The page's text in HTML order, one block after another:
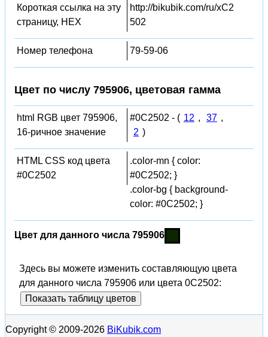
Короткая ссылка на эту
страницу, HEX
http://bikubik.com/ru/xC2
502
Номер телефона 79-59-06
Цвет по числу 795906, цветовая гамма
html RGB цвет 795906,
16-ричное значение
#0C2502 - ( 12 , 37 ,
2 )
HTML CSS код цвета
#0C2502
.color-mn { color:
#0C2502; }
.color-bg { background-
color: #0C2502; }
Цвет для данного числа 795906
Здесь вы можете изменить составляющую цвета
для данного числа 795906 или цвета 0C2502:
Показать таблицу цветов
Copyright © 2009-2026 BiKubik.com